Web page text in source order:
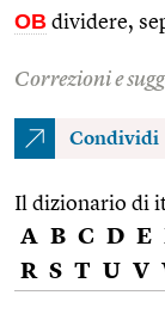
OB dividere,
Correzioni e
Condividi
Il dizionario di
A B C D E
R S T U V